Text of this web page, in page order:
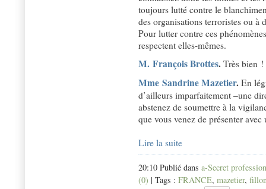
toujours lutté contre le
des organisations terroristes ou à
Pour lutter contre ces
respectent elles-mêmes.
M. François Brottes. Très bien !
Mme Sandrine Mazetier. En
d’ailleurs imparfaitement –une
abstenez de soumettre à la
que vous venez de présenter
Lire la suite
20:10 Publié dans a-Secret
(0) | Tags : FRANCE, mazetier,